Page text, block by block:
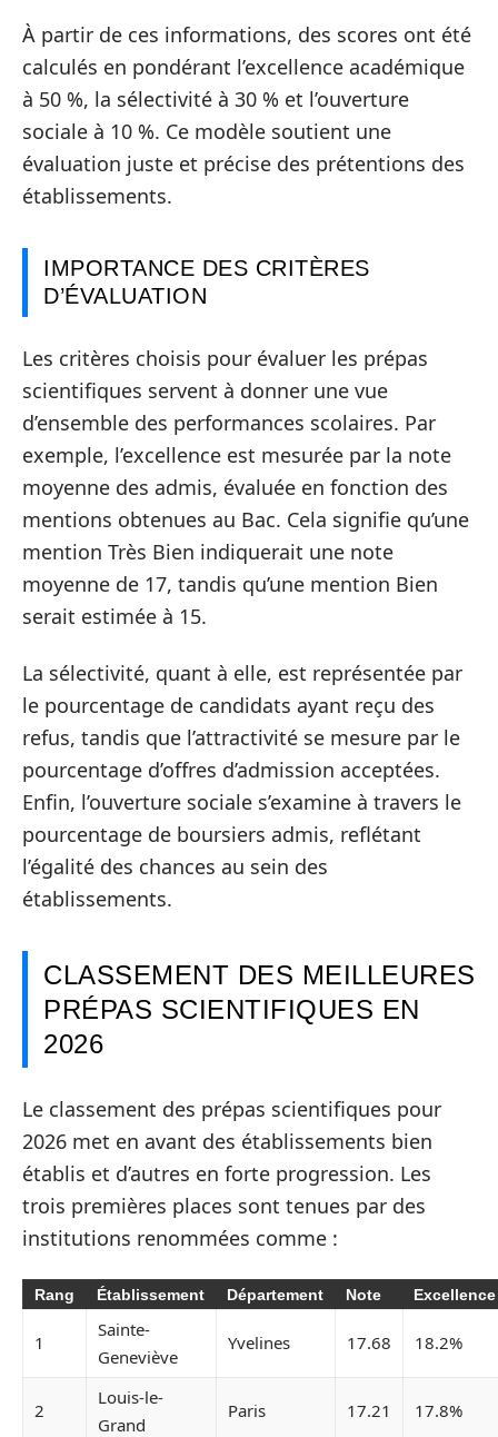
À partir de ces informations, des scores ont été
calculés en pondérant l’excellence académique
à 50 %, la sélectivité à 30 % et l’ouverture
sociale à 10 %. Ce modèle soutient une
évaluation juste et précise des prétentions des
établissements.
IMPORTANCE DES CRITÈRES
D’ÉVALUATION
Les critères choisis pour évaluer les prépas
scientifiques servent à donner une vue
d’ensemble des performances scolaires. Par
exemple, l’excellence est mesurée par la note
moyenne des admis, évaluée en fonction des
mentions obtenues au Bac. Cela signifie qu’une
mention Très Bien indiquerait une note
moyenne de 17, tandis qu’une mention Bien
serait estimée à 15.
La sélectivité, quant à elle, est représentée par
le pourcentage de candidats ayant reçu des
refus, tandis que l’attractivité se mesure par le
pourcentage d’offres d’admission acceptées.
Enfin, l’ouverture sociale s’examine à travers le
pourcentage de boursiers admis, reflétant
l’égalité des chances au sein des
établissements.
CLASSEMENT DES MEILLEURES
PRÉPAS SCIENTIFIQUES EN
2026
Le classement des prépas scientifiques pour
2026 met en avant des établissements bien
établis et d’autres en forte progression. Les
trois premières places sont tenues par des
institutions renommées comme :
Rang Établissement Département Note Excellence
1
Sainte-
Geneviève
Yvelines 17.68 18.2%
2
Louis-le-
Grand
Paris 17.21 17.8%